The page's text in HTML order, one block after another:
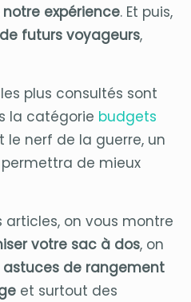
expérience. Et puis,
futurs voyageurs,
plus consultés sont
la catégorie budgets
le nerf de la guerre, un
de mieux
on vous montre
votre sac à dos, on
astuces de rangement
et surtout des